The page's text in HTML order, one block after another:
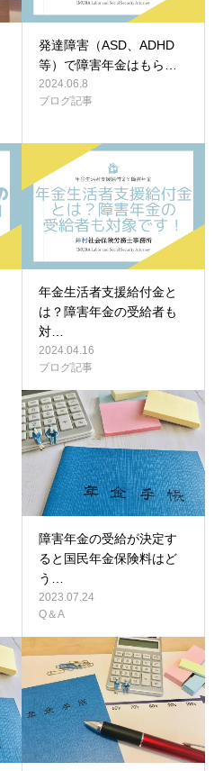
発達障害（ASD、ADHD
等）で障害年金はもら…
2024.06.8
ブログ記事
年金生活者支援給付金と
は？障害年金の受給者も
対…
2024.04.16
ブログ記事
障害年金の受給が決定す
ると国民年金保険料はど
う…
2023.07.24
Q＆A